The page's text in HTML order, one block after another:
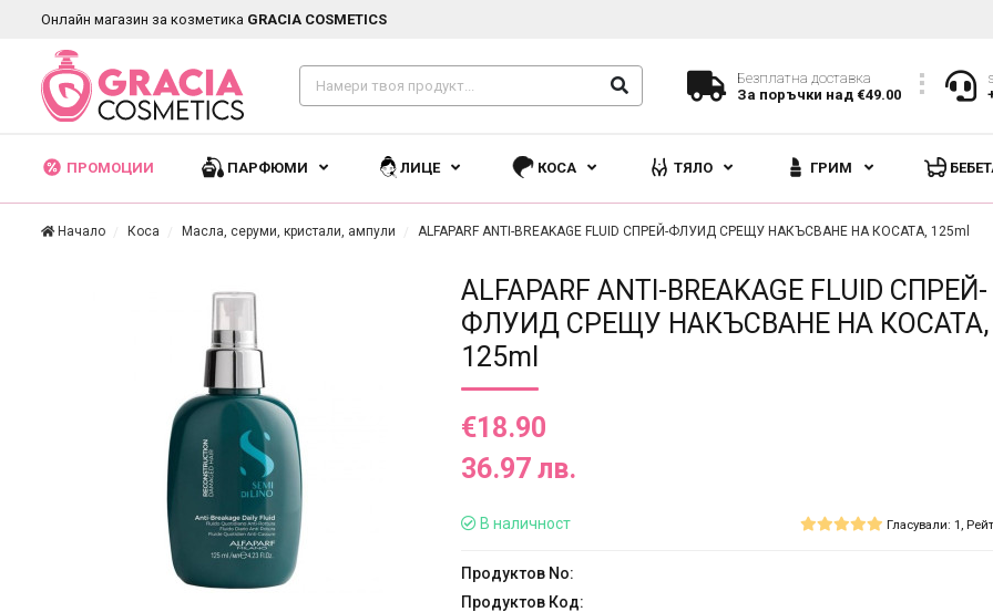
Онлайн магазин за козметика GRACIA COSMETICS
Безплатна доставка
За поръчки над €49.00
ПРОМОЦИИ ПАРФЮМИ ЛИЦЕ КОСА ТЯЛО ГРИМ
Начало Коса Масла, серуми, кристали, ампули ALFAPARF ANTI-BREAKAGE FLUID СПРЕЙ-ФЛУИД СРЕЩУ НАКЪСВАНЕ НА КОСАТА, 125ml
ALFAPARF ANTI-BREAKAGE FLUID СПРЕЙ-
ФЛУИД СРЕЩУ НАКЪСВАНЕ НА КОСАТА,
125ml
€18.90
36.97 лв.
В наличност Гласували: 1,
Продуктов No:
Продуктов Код: